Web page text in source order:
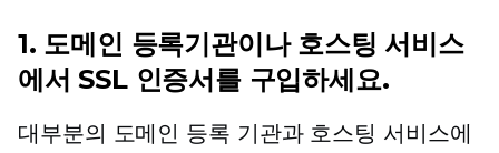
1. 도메인 등록기관이나 호스팅 서비스
에서 SSL 인증서를 구입하세요.
대부분의 도메인 등록 기관과 호스팅 서비스에